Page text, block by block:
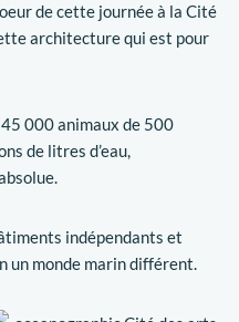
de cette journée à la Cité
architecture qui est pour
000 animaux de 500
de litres d’eau,
indépendants et
un monde marin différent.